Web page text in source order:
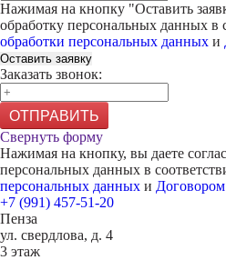
Нажимая на кнопку "Оставить
обработку персональных данных в
обработки персональных данных и
Оставить заявку
Заказать звонок:
ОТПРАВИТЬ
Свернуть форму
Нажимая на кнопку, вы даете
персональных данных в
персональных данных и
+7 (991) 457-51-20
Пенза
ул. свердлова, д. 4
3 этаж